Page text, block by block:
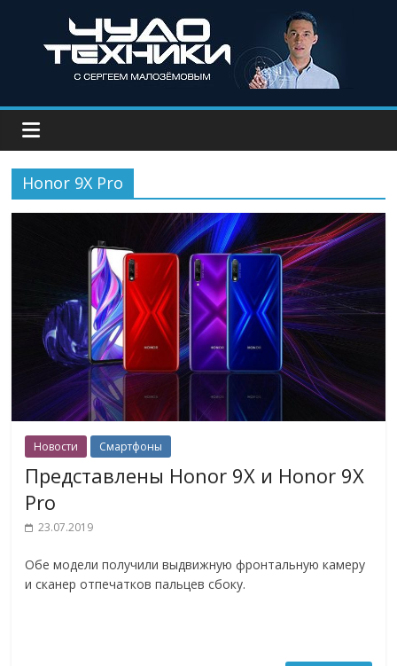
Honor 9X Pro
Новости Смартфоны
Представлены Honor 9X и Honor 9X
Pro
23.07.2019
Обе модели получили выдвижную фронтальную камеру
и сканер отпечатков пальцев сбоку.